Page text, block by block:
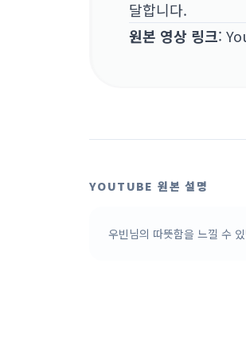
달합니다.
원본 영상 링크:
YOUTUBE 원본 설명
우빈님의 따뜻함을 느낄 수